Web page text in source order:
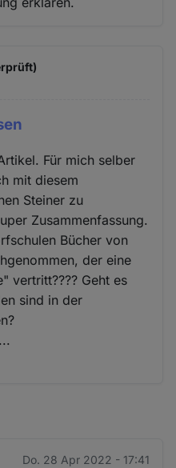
Für mich selber
mit diesem
Steiner zu
Zusammenfassung.
Bücher von
der eine
vertritt???? Geht es
sind in der
Do. 28 Apr 2022 - 17:41